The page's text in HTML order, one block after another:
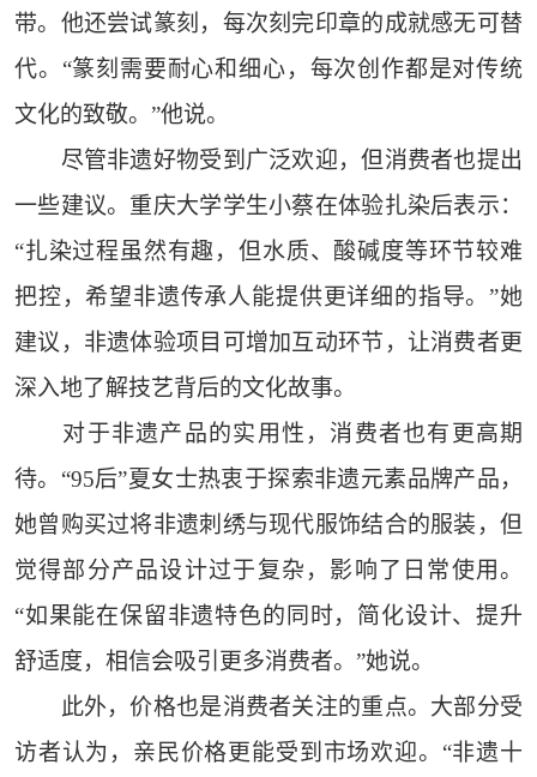
带。他还尝试篆刻，每次刻完印章的成就感无可替
代。“篆刻需要耐心和细心，每次创作都是对传统
文化的致敬。”他说。
尽管非遗好物受到广泛欢迎，但消费者也提出
一些建议。重庆大学学生小蔡在体验扎染后表示：
“扎染过程虽然有趣，但水质、酸碱度等环节较难
把控，希望非遗传承人能提供更详细的指导。”她
建议，非遗体验项目可增加互动环节，让消费者更
深入地了解技艺背后的文化故事。
对于非遗产品的实用性，消费者也有更高期
待。“95后”夏女士热衷于探索非遗元素品牌产品，
她曾购买过将非遗刺绣与现代服饰结合的服装，但
觉得部分产品设计过于复杂，影响了日常使用。
“如果能在保留非遗特色的同时，简化设计、提升
舒适度，相信会吸引更多消费者。”她说。
此外，价格也是消费者关注的重点。大部分受
访者认为，亲民价格更能受到市场欢迎。“非遗十